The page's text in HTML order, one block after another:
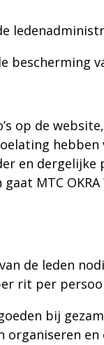
bescherming
op de
en
MTC
de leden
rit per
bij